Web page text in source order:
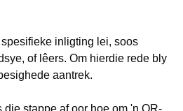
inligting lei, soos
of lêers. Om hierdie rede bly
aantrek.